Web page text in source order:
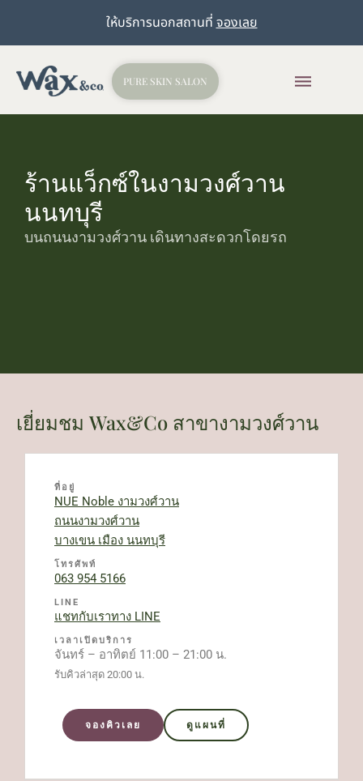
ให้บริการนอกสถานที่จองเลย
PURE SKIN SALON
ร้านแว็กซ์ในงามวงศ์วาน
นนทบุรี
บนถนนงามวงศ์วาน เดินทางสะดวกโดยรถ
เยี่ยมชม Wax&Co สาขางามวงศ์วาน
ที่อยู่
NUE Noble งามวงศ์วาน
ถนนงามวงศ์วาน
บางเขน เมือง นนทบุรี
โทรศัพท์
063 954 5166
LINE
แชทกับเราทาง LINE
เวลาเปิดบริการ
จันทร์ – อาทิตย์ 11:00 – 21:00 น.
รับคิวล่าสุด 20:00 น.
จองคิวเลย ดูแผนที่